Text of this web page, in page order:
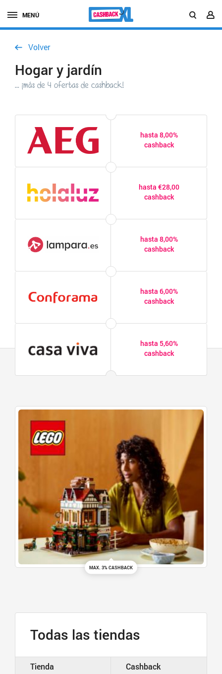
MENÚ
Volver
Hogar y jardín
... ¡más de 4 ofertas de cashback!
hasta 8,00%
cashback
hasta €28,00
cashback
hasta 8,00%
cashback
hasta 6,00%
cashback
hasta 5,60%
cashback
MAX. 3% CASHBACK
Todas las tiendas
Tienda Cashback